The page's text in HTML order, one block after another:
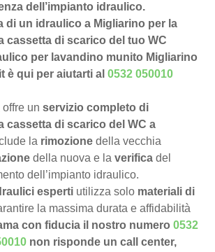
dell’impianto idraulico.
di un idraulico a Migliarino per la
cassetta di scarico del tuo WC
per lavandino munito Migliarino
è qui per aiutarti al0532 050010
offre unservizio completo di
cassetta di scarico del WC a
la rimozione della vecchia
della nuova e laverifica del
dell’impianto idraulico.
esperti utilizza solo materiali di
la massima durata e affidabilità
con fiducia il nostro numero0532
non risponde un call center,